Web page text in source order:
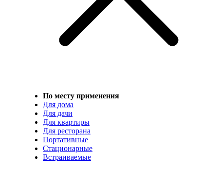
По месту применения
Для дома
Для дачи
Для квартиры
Для ресторана
Портативные
Стационарные
Встраиваемые